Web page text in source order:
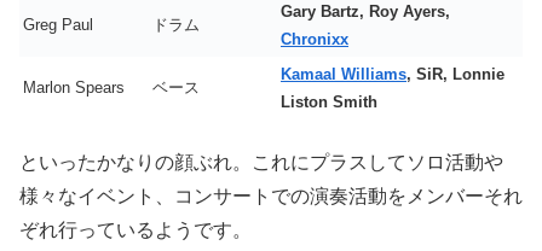
Greg Paul ドラム
Gary Bartz, Roy Ayers,
Chronixx
Marlon Spears ベース
Kamaal Williams, SiR, Lonnie
Liston Smith
といったかなりの顔ぶれ。これにプラスしてソロ活動や
様々なイベント、コンサートでの演奏活動をメンバーそれ
ぞれ行っているようです。